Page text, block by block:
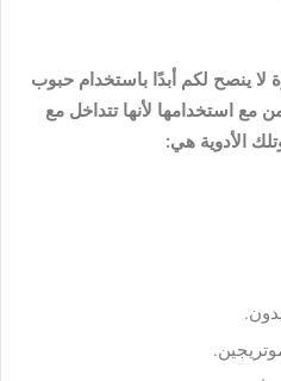
لا ينصح لكم أبدًا باستخدام حبوب
500 بالتزامن مع استخدامها لأنها تتداخل مع
الأدوية هي: